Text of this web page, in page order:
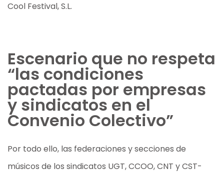
Cool Festival, S.L.
Escenario que no respeta
“las condiciones
pactadas por empresas
y sindicatos en el
Convenio Colectivo”
Por todo ello, las federaciones y secciones de
músicos de los sindicatos UGT, CCOO, CNT y CST-